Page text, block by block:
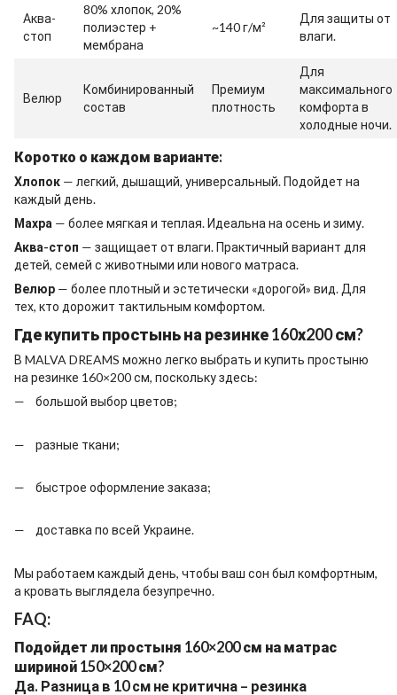
Аква-
стоп
80% хлопок, 20%
полиэстер +
мембрана
~140 г/м²
Для защиты от
влаги.
Велюр
Комбинированный
состав
Премиум
плотность
Для
максимального
комфорта в
холодные ночи.
Коротко о каждом варианте:
Хлопок — легкий, дышащий, универсальный. Подойдет на
каждый день.
Махра — более мягкая и теплая. Идеальна на осень и зиму.
Аква-стоп — защищает от влаги. Практичный вариант для
детей, семей с животными или нового матраса.
Велюр — более плотный и эстетически «дорогой» вид. Для
тех, кто дорожит тактильным комфортом.
Где купить простынь на резинке 160х200 см?
В MALVA DREAMS можно легко выбрать и купить простыню
на резинке 160×200 см, поскольку здесь:
большой выбор цветов;
разные ткани;
быстрое оформление заказа;
доставка по всей Украине.
Мы работаем каждый день, чтобы ваш сон был комфортным,
а кровать выглядела безупречно.
FAQ:
Подойдет ли простыня 160×200 см на матрас
шириной 150×200 см?
Да. Разница в 10 см не критична – резинка